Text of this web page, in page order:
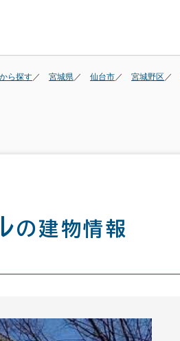
ら探す 宮城県 仙台市 宮城野区
の建物情報